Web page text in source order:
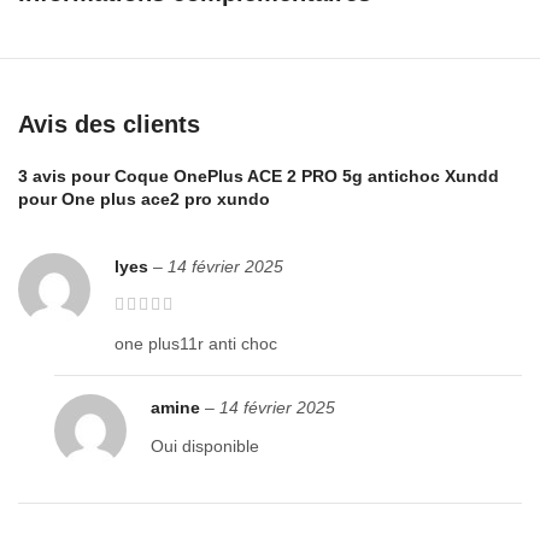
Un petit trou traversant sur le côté pour un cordon.
Protection des bords surélevés de 0,8 mm pour les caméras
Les coins du pare-chocs protègent les chutes accidentelles
Avis des clients
3 avis pourCoque OnePlus ACE 2 PRO 5g antichoc Xundd
pour One plus ace2 pro xundo
lyes – 14 février 2025
one plus11r anti choc
amine – 14 février 2025
Oui disponible